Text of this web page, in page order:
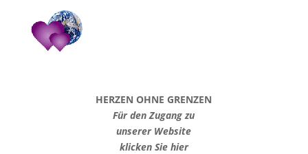
HERZEN OHNE GRENZEN
Für den Zugang zu
unserer Website
klicken Sie hier